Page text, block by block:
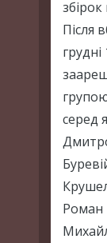
збірок
Після
серед
Роман